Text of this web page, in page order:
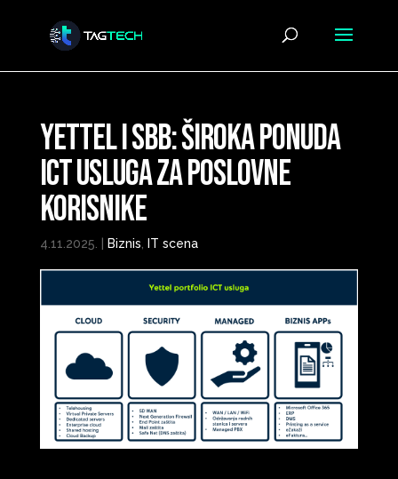
Yettel i SBB: Široka ponuda
ICT usluga za poslovne
korisnike
4.11.2025. Biznis IT scena